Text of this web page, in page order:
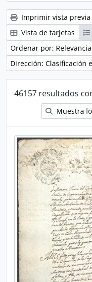
Imprimir vista previa
Vista de tarjetas
Ordenar por: Relevancia
Dirección: Clasificación
46157 resultados
Muestra